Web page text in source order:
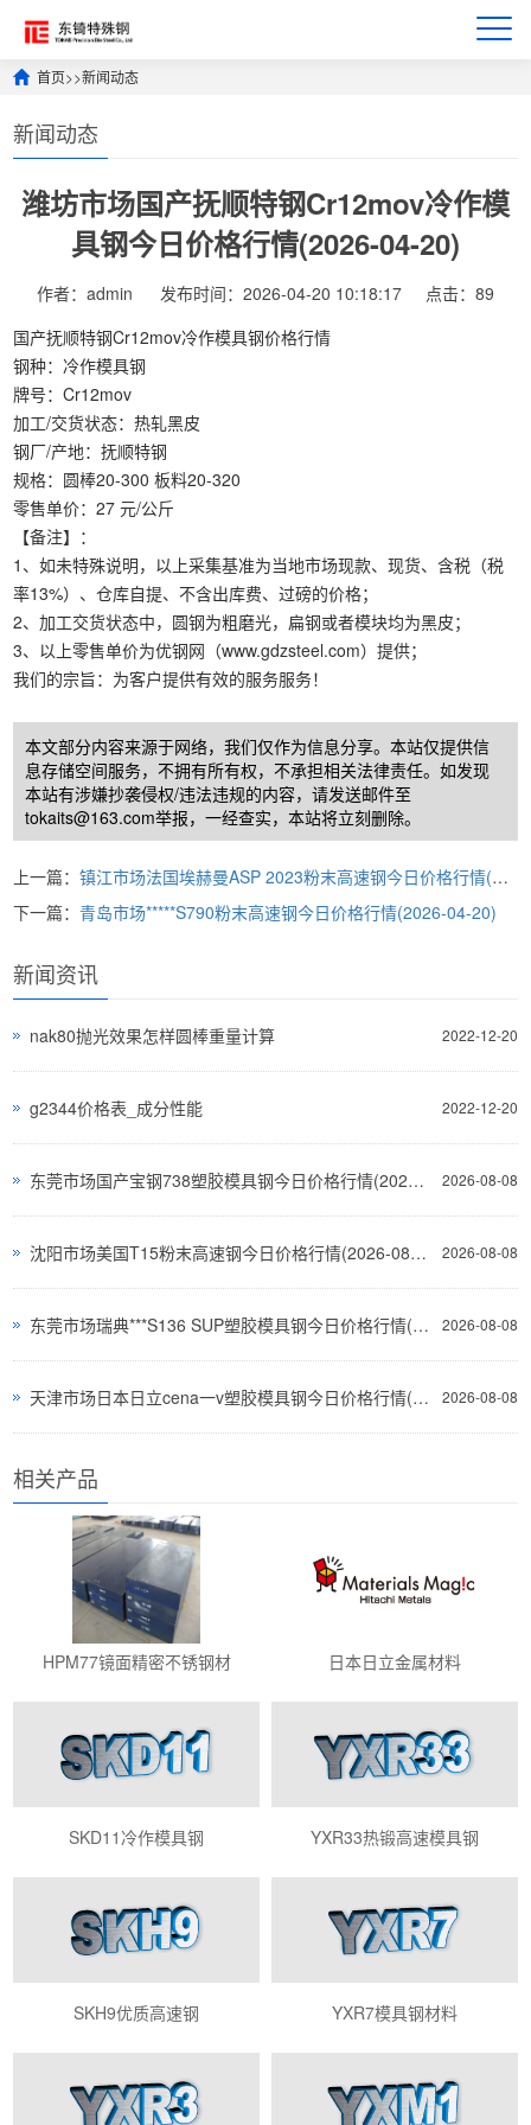
首页>>新闻动态
新闻动态
潍坊市场国产抚顺特钢Cr12mov冷作模
具钢今日价格行情(2026-04-20)
作者：admin 发布时间：2026-04-20 10:18:17
点击：89
国产抚顺特钢Cr12mov冷作模具钢价格行情
钢种：冷作模具钢
牌号：Cr12mov
加工/交货状态：热轧黑皮
钢厂/产地：抚顺特钢
规格：圆棒20-300 板料20-320
零售单价：27 元/公斤
【备注】：
1、如未特殊说明，以上采集基准为当地市场现款、现货、含税（税
率13%）、仓库自提、不含出库费、过磅的价格；
2、加工交货状态中，圆钢为粗磨光，扁钢或者模块均为黑皮；
3、以上零售单价为优钢网（www.gdzsteel.com）提供；
我们的宗旨：为客户提供有效的服务服务！
本文部分内容来源于网络，我们仅作为信息分享。本站仅提供信
息存储空间服务，不拥有所有权，不承担相关法律责任。如发现
本站有涉嫌抄袭侵权/违法违规的内容，请发送邮件至
tokaits@163.com举报，一经查实，本站将立刻删除。
上一篇：镇江市场法国埃赫曼ASP 2023粉末高速钢今日价格行情(2026-04-20)
下一篇：青岛市场*****S790粉末高速钢今日价格行情(2026-04-20)
新闻资讯
2022-12-20
nak80抛光效果怎样圆棒重量计算
2022-12-20
g2344价格表_成分性能
2026-08-08
东莞市场国产宝钢738塑胶模具钢今日价格行情(2026-08-07)
2026-08-08
沈阳市场美国T15粉末高速钢今日价格行情(2026-08-07)
2026-08-08
东莞市场瑞典***S136 SUP塑胶模具钢今日价格行情(2026-08-07)
2026-08-08
天津市场日本日立cena一v塑胶模具钢今日价格行情(2026-08-07)
相关产品
HPM77镜面精密不锈钢材 日本日立金属材料
SKD11冷作模具钢 YXR33热锻高速模具钢
SKH9优质高速钢 YXR7模具钢材料